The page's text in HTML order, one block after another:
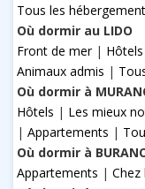
Tous les
Où dormir au LIDO
Front de mer| Hôtels
Animaux admis |
Où dormir à
Hôtels | Les mieux
| Appartements |
Où dormir à
Appartements |